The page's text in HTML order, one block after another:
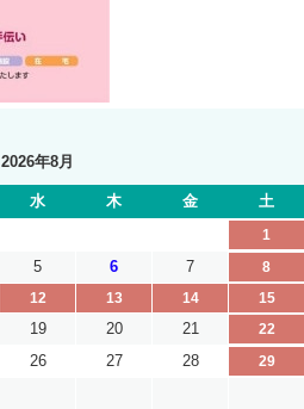
2026年8月
水 木 金 土
1
5 6 7
8
12 13 14
15
19 20 21
22
26 27 28
29